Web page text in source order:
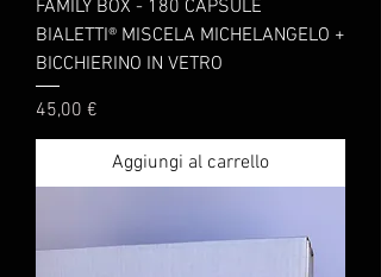
FAMILY BOX - 180 CAPSULE
BIALETTI® MISCELA MICHELANGELO +
BICCHIERINO IN VETRO
Prezzo
45,00 €
Aggiungi al carrello